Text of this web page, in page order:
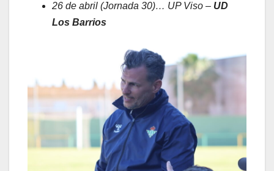
26 de abril (Jornada 30)… UP Viso – UD
Los Barrios